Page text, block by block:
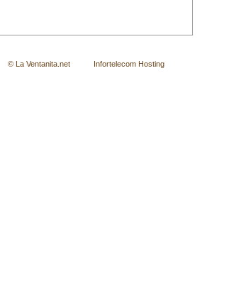
Ventanita.net Infortelecom Hosting